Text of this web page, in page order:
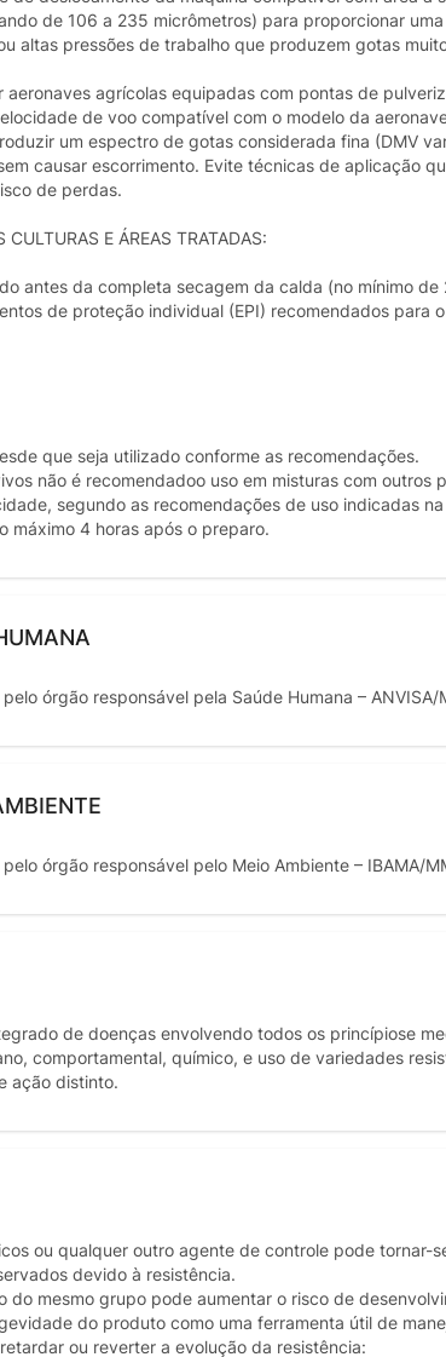
de 106 a 235 micrômetros) para proporcionar
altas pressões de trabalho que produzem gotas
agrícolas equipadas com pontas de
de voo compatível com o modelo da
um espectro de gotas considerada fina (DMV
causar escorrimento. Evite técnicas de aplicação
de perdas.
E ÁREAS TRATADAS:
antes da completa secagem da calda (no mínimo
de proteção individual (EPI) recomendados para
que seja utilizado conforme as recomendações.
não é recomendadoo uso em misturas com outros
segundo as recomendações de uso indicadas na
máximo 4 horas após o preparo.
órgão responsável pela Saúde Humana – ANVISA/
órgão responsável pelo Meio Ambiente – IBAMA/
de doenças envolvendo todos os princípiose
comportamental, químico, e uso de variedades
ação distinto.
ou qualquer outro agente de controle pode tornar-
devido à resistência.
mesmo grupo pode aumentar o risco de
do produto como uma ferramenta útil de
ou reverter a evolução da resistência: